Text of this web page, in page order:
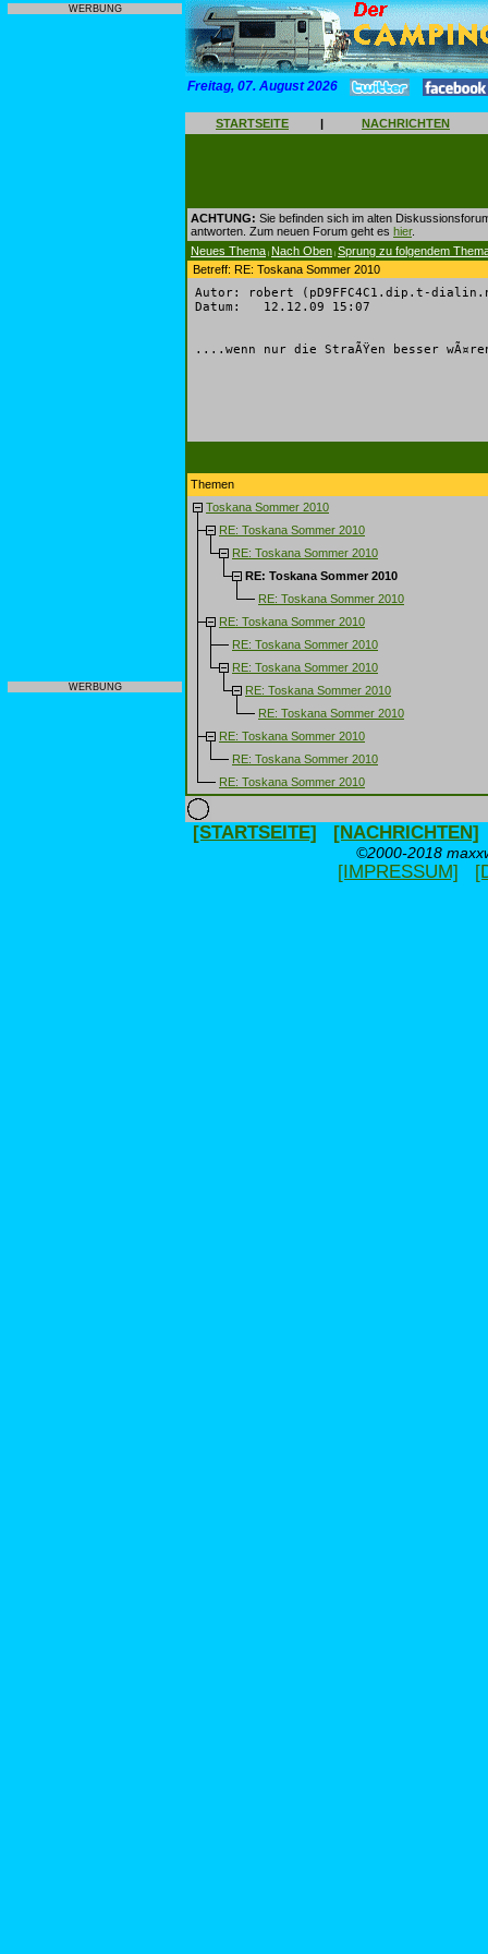
WERBUNG
WERBUNG
Freitag, 07. August 2026
STARTSEITE | NACHRICHTEN
ACHTUNG: Sie befinden sich im alten
antworten. Zum neuen Forum geht es hier.
Neues Thema | Nach Oben | Sprung zu folgendem
Betreff: RE: Toskana Sommer 2010
Autor: robert (pD9FFC4C1.dip.t-
Datum: 12.12.09 15:07
....wenn nur die StraÃŸen besser
Themen
Toskana Sommer 2010
RE: Toskana Sommer 2010
RE: Toskana Sommer 2010
RE: Toskana Sommer 2010
RE: Toskana Sommer 2010
RE: Toskana Sommer 2010
RE: Toskana Sommer 2010
RE: Toskana Sommer 2010
RE: Toskana Sommer 2010
RE: Toskana Sommer 2010
RE: Toskana Sommer 2010
RE: Toskana Sommer 2010
RE: Toskana Sommer 2010
[STARTSEITE] [NACHRICHTEN]
©2000-2018
[IMPRESSUM]